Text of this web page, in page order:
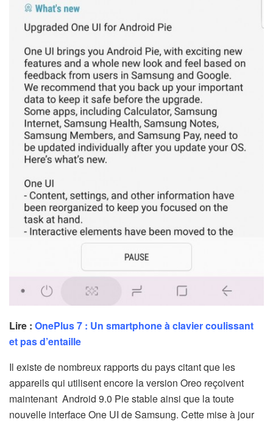
Lire : OnePlus 7 : Un smartphone à clavier coulissant
et pas d’entaille
Il existe de nombreux rapports du pays citant que les
appareils qui utilisent encore la version Oreo reçoivent
maintenant Android 9.0 Pie stable ainsi que la toute
nouvelle interface One UI de Samsung. Cette mise à jour